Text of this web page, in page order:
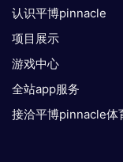
认识平博pinnacle
项目展示
游戏中心
全站app服务
接洽平博pinnacle体